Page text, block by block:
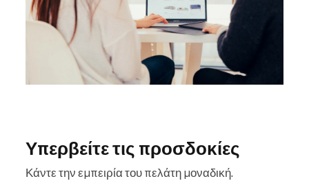
Υπερβείτε τις προσδοκίες
Κάντε την εμπειρία του πελάτη μοναδική.